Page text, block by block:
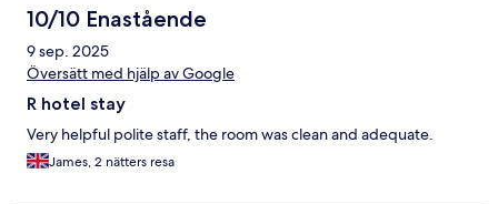
10/10 Enastående
9 sep. 2025
Översätt med hjälp av Google
R hotel stay
Very helpful polite staff, the room was clean and adequate.
James, 2 nätters resa